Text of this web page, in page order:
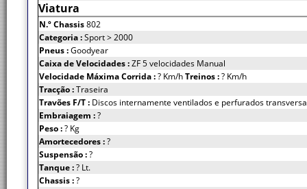
Viatura
N.º Chassis802
Categoria :Sport > 2000
Pneus :Goodyear
Caixa de Velocidades :ZF 5 velocidades Manual
Velocidade Máxima Corrida :? Km/hTreinos :? Km/h
Tracção :Traseira
Travões F/T : Discos internamente ventilados e perfurados
Embraiagem :?
Peso :? Kg
Amortecedores :?
Suspensão :?
Tanque :? Lt.
Chassis :?